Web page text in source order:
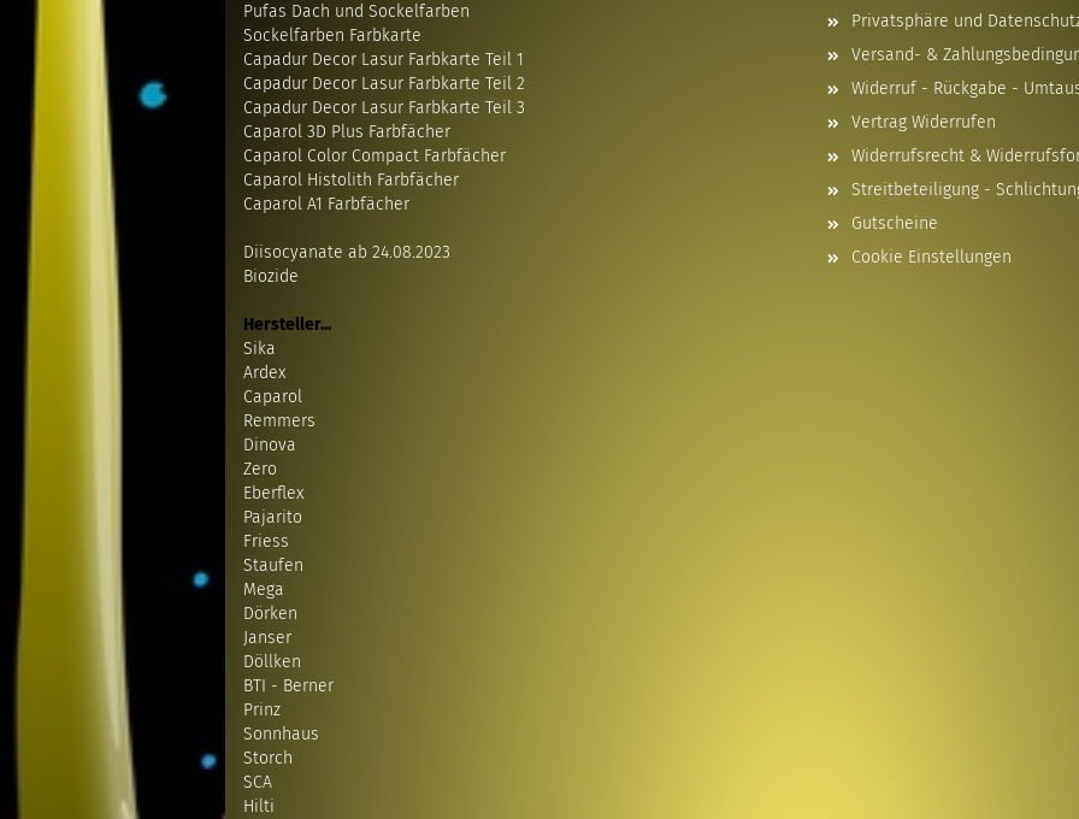
Pufas Dach und Sockelfarben
Sockelfarben Farbkarte
Capadur Decor Lasur Farbkarte Teil 1
Capadur Decor Lasur Farbkarte Teil 2
Capadur Decor Lasur Farbkarte Teil 3
Caparol 3D Plus Farbfächer
Caparol Color Compact Farbfächer
Caparol Histolith Farbfächer
Caparol A1 Farbfächer
Diisocyanate ab 24.08.2023
Biozide
Hersteller...
Sika
Ardex
Caparol
Remmers
Dinova
Zero
Eberflex
Pajarito
Friess
Staufen
Mega
Dörken
Janser
Döllken
BTI - Berner
Prinz
Sonnhaus
Storch
SCA
Hilti
Privatsphäre und
Versand- &
Widerruf - Rückgabe -
Vertrag Widerrufen
Widerrufsrecht &
Streitbeteiligung -
Gutscheine
Cookie Einstellungen